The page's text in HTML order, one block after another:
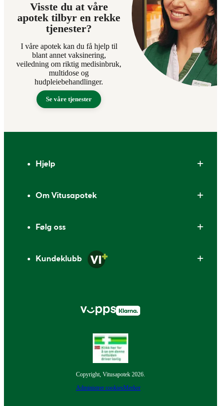
Visste du at våre
apotek tilbyr en rekke
tjenester?
I våre apotek kan du få hjelp til
blant annet vaksinering,
veiledning om riktig medisinbruk,
multidose og
hudpleiebehandlinger.
Se våre tjenester
Hjelp
Om Vitusapotek
Følg oss
Kundeklubb
Copyright, Vitusapotek 2026.
Administrer cookiesMerker